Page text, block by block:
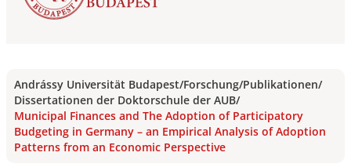
Andrássy Universität Budapest/Forschung/Publikationen/
Dissertationen der Doktorschule der AUB/
Municipal Finances and The Adoption of Participatory
Budgeting in Germany – an Empirical Analysis of Adoption
Patterns from an Economic Perspective